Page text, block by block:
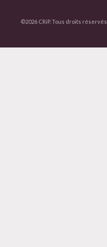
©2026 CRiP. Tous droits réservés.